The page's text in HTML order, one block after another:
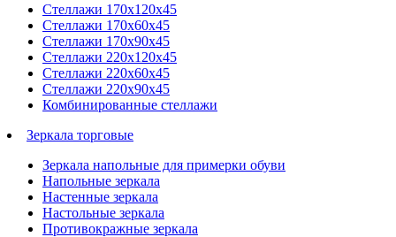
Стеллажи 170х120х45
Стеллажи 170х60х45
Стеллажи 170х90х45
Стеллажи 220х120х45
Стеллажи 220х60х45
Стеллажи 220х90х45
Комбинированные стеллажи
Зеркала торговые
Зеркала напольные для примерки обуви
Напольные зеркала
Настенные зеркала
Настольные зеркала
Противокражные зеркала